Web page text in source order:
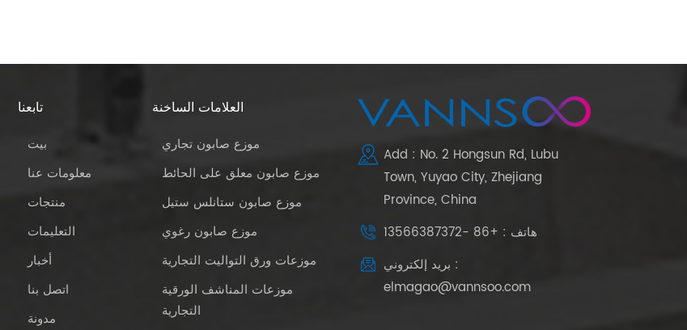
تابعنا
بيت
معلومات عنا
منتجات
التعليمات
أخبار
اتصل بنا
مدونة
العلامات الساخنة
موزع صابون تجاري
موزع صابون معلق على الحائط
موزع صابون ستانلس ستيل
موزع صابون رغوي
موزعات ورق التواليت التجارية
موزعات المناشف الورقية
التجارية
Add : No. 2 Hongsun Rd, Lubu
Town, Yuyao City, Zhejiang
Province, China
هاتف : +86 -13566387372
بريد إلكتروني :
elmagao@vannsoo.com